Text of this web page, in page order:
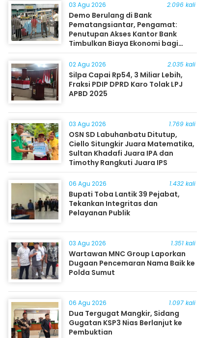
03 Agu 2026 2.096 kali
Demo Berulang di Bank
Pematangsiantar, Pengamat:
Penutupan Akses Kantor Bank
Timbulkan Biaya Ekonomi bagi
Masyarakat
02 Agu 2026 2.035 kali
Silpa Capai Rp54, 3 Miliar Lebih,
Fraksi PDIP DPRD Karo Tolak LPJ
APBD 2025
03 Agu 2026 1.769 kali
OSN SD Labuhanbatu Ditutup,
Ciello Situngkir Juara Matematika,
Sultan Khadafi Juara IPA dan
Timothy Rangkuti Juara IPS
06 Agu 2026 1.432 kali
Bupati Toba Lantik 39 Pejabat,
Tekankan Integritas dan
Pelayanan Publik
03 Agu 2026 1.351 kali
Wartawan MNC Group Laporkan
Dugaan Pencemaran Nama Baik ke
Polda Sumut
06 Agu 2026 1.097 kali
Dua Tergugat Mangkir, Sidang
Gugatan KSP3 Nias Berlanjut ke
Pembuktian